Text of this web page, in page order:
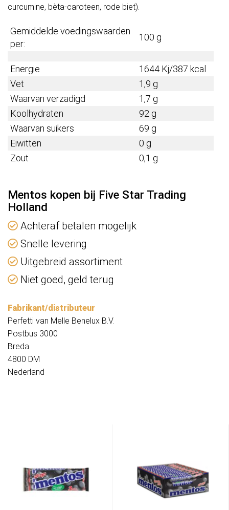
curcumine, bèta-caroteen, rode biet).
Gemiddelde voedingswaarden
per:
100 g
Energie
1644 Kj/387 kcal
Vet
1,9 g
Waarvan verzadigd
1,7 g
Koolhydraten
92 g
Waarvan suikers
69 g
Eiwitten
0 g
Zout
0,1 g
Mentos kopen bij Five Star Trading
Holland
Achteraf betalen mogelijk
Snelle levering
Uitgebreid assortiment
Niet goed, geld terug
Fabrikant/distributeur
Perfetti van Melle Benelux B.V.
Postbus 3000
Breda
4800 DM
Nederland